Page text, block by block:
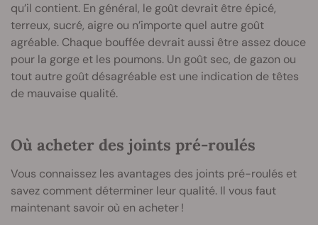
qu’il contient. En général, le goût devrait être épicé,
terreux, sucré, aigre ou n’importe quel autre goût
agréable. Chaque bouffée devrait aussi être assez douce
pour la gorge et les poumons. Un goût sec, de gazon ou
tout autre goût désagréable est une indication de têtes
de mauvaise qualité.
Où acheter des joints pré-roulés
Vous connaissez les avantages des joints pré-roulés et
savez comment déterminer leur qualité. Il vous faut
maintenant savoir où en acheter !